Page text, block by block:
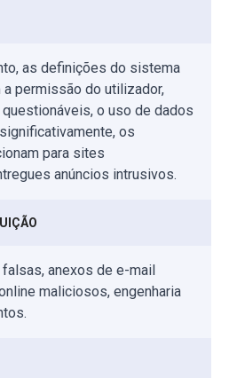
as definições do sistema
permissão do utilizador,
o uso de dados
os
para sites
anúncios intrusivos.
anexos de e-mail
maliciosos, engenharia